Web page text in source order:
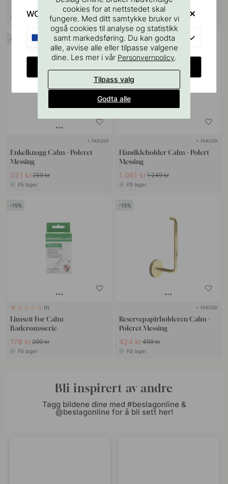
33 kr
På lager
313 kr369 kr
På lager
+ FARGER
Enkelknagg Calm - Poleret
Messing
221 kr259 kr
På lager
15
+ FARGER
Håndkleholder Calm - Polert
Messing
1 061 kr1 249 kr
På lager
15
1
Limsett For Calm
Baderomsserie
178 kr209 kr
På lager
15
+ FARGER
Reservepapirholderen Calm -
Poleret Messing
424 kr499 kr
På lager
Bli inspirert av andre
Tagg bildene dine med #beslagonline &
@beslagonline for å bli sett her!
cookies for at nettstedet skal
fungere. Med ditt samtykke bruker vi
også cookies til analyse og statistikk
samt markedsføring. Du kan godta
alle, avvise alle eller tilpasse valgene
dine. Les mer i vår Personvernpolicy.
Tilpass valg
Godta alle
WOULD YOU RATHER VISIT?
EU